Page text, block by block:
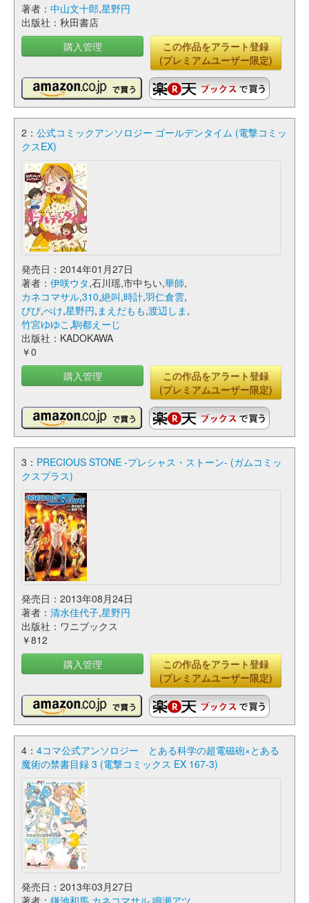
著者： 中山文十郎,星野円
出版社：秋田書店
購入管理
この作品をアラート登録
(プレミアムユーザー限定)
2： 公式コミックアンソロジー ゴールデンタイム (電撃コミッ
クスEX)
発売日：2014年01月27日
著者： 伊咲ウタ,石川瑶,市中ちい,華師,
カネコマサル,310,絶叫,時計,羽仁倉雲,
びび,ぺけ,星野円,まえだもも,渡辺しま ,
竹宮ゆゆこ ,駒都えーじ
出版社：KADOKAWA
￥0
購入管理
この作品をアラート登録
(プレミアムユーザー限定)
3： PRECIOUS STONE -プレシャス・ストーン- (ガムコミッ
クスプラス)
発売日：2013年08月24日
著者： 清水佳代子,星野円
出版社：ワニブックス
￥812
購入管理
この作品をアラート登録
(プレミアムユーザー限定)
4： 4コマ公式アンソロジー とある科学の超電磁砲×とある​
魔術の禁書目録 3 (電撃コミックス EX 167-3)
発売日：2013年03月27日
著者： 鎌池和馬 カネコマサル 鳴瀬アツ